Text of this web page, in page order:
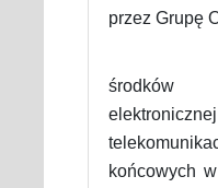
przez Grupę
końcowych